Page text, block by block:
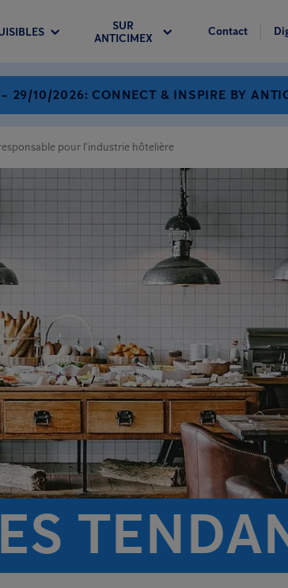
SUR
ANTICIMEX
Contact
– 29/10/2026: CONNECT & INSPIRE BY
pour l'industrie hôtelière